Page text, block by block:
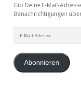
Gib Deine E-Mail-
Benachrichtigungen
Mail-
Abonnieren